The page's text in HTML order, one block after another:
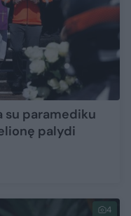
su paramediku
palydi
4